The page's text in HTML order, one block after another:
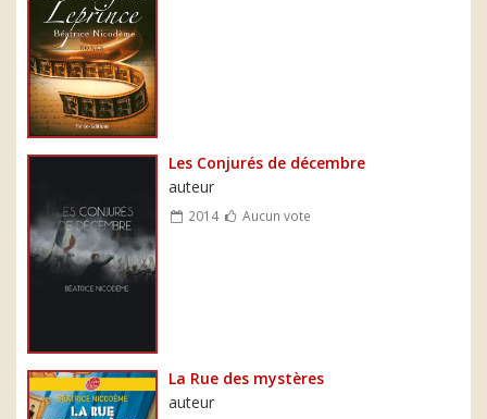
Les Conjurés de décembre
auteur
2014 Aucun vote
La Rue des mystères
auteur